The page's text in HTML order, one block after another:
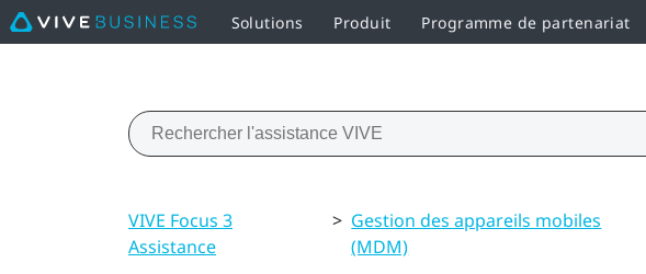
Solutions Produit Programme de partenariat
VIVE Focus 3
Assistance
> Gestion des appareils mobiles
(MDM)